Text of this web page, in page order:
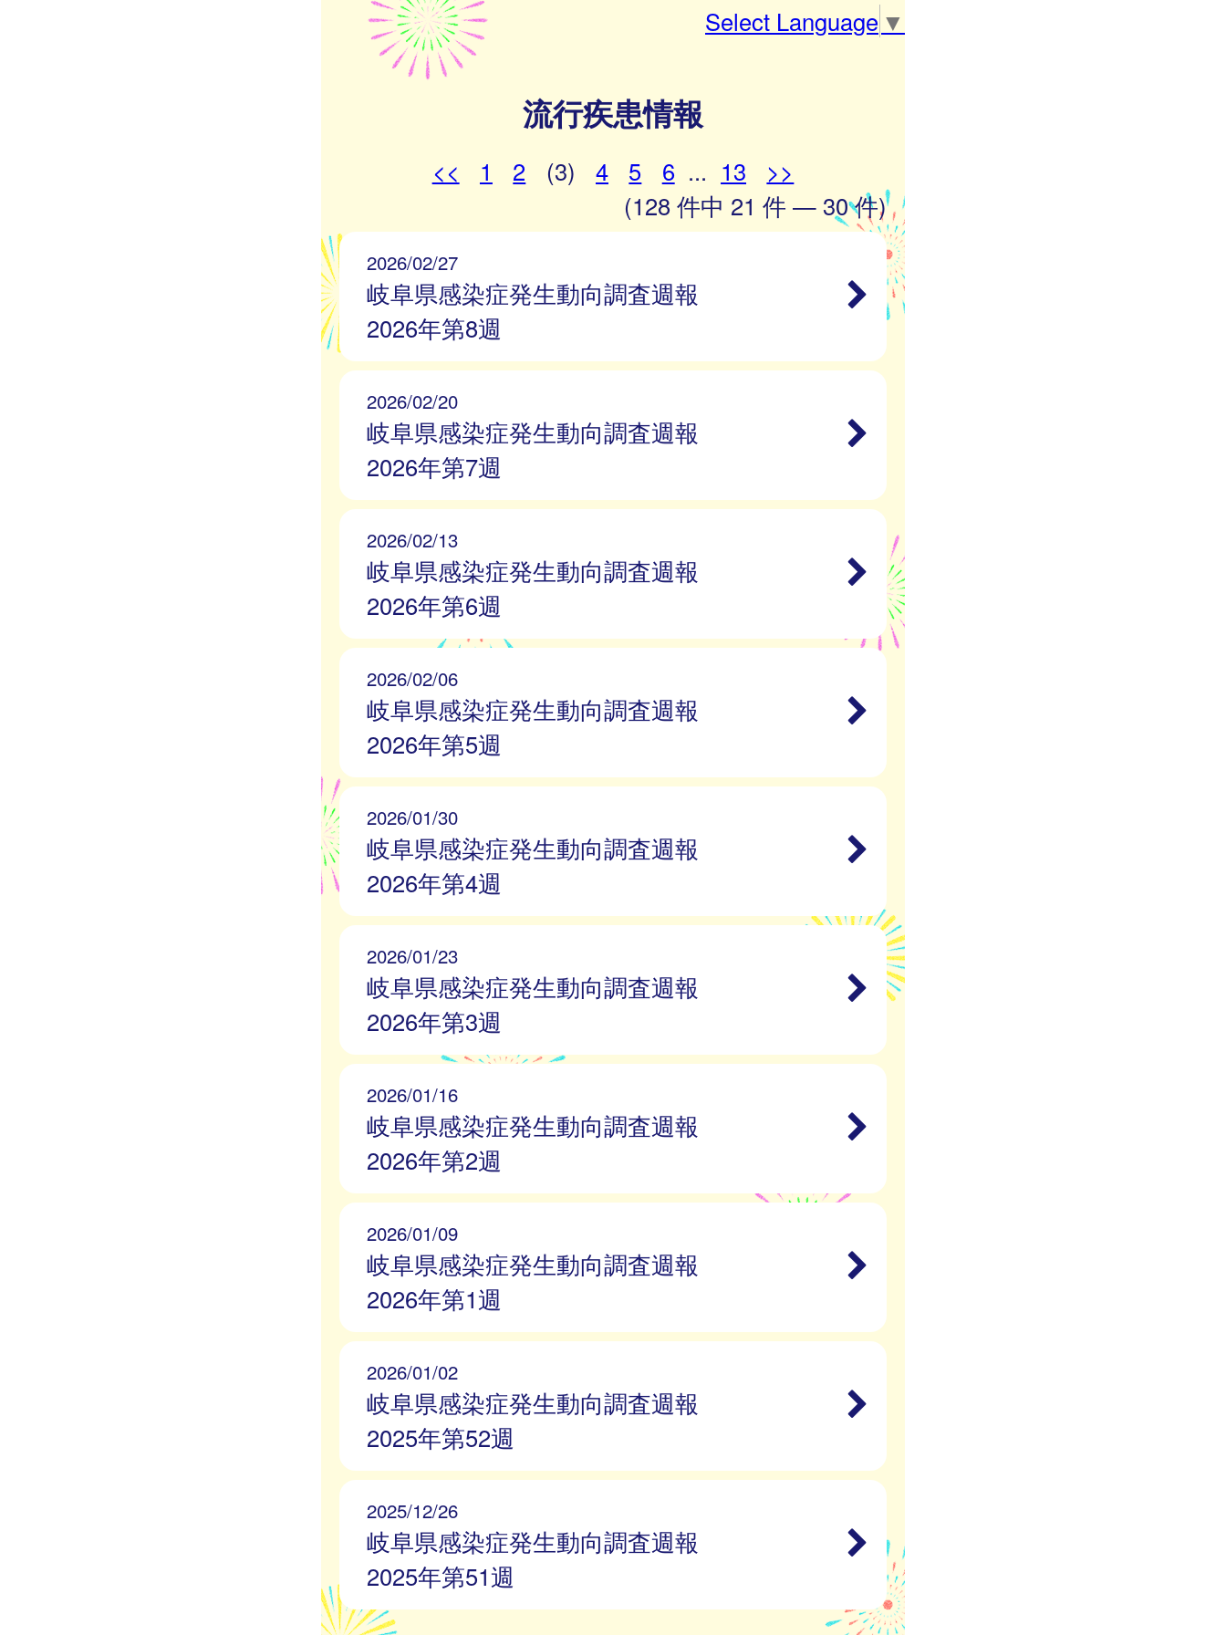
Select Language ▼
流行疾患情報
<< 1 2 (3) 4 5 6 ... 13
>>
(128 件中 21 件 — 30 件)
2026/02/27
岐阜県感染症発生動向調査週報
2026年第8週
2026/02/20
岐阜県感染症発生動向調査週報
2026年第7週
2026/02/13
岐阜県感染症発生動向調査週報
2026年第6週
2026/02/06
岐阜県感染症発生動向調査週報
2026年第5週
2026/01/30
岐阜県感染症発生動向調査週報
2026年第4週
2026/01/23
岐阜県感染症発生動向調査週報
2026年第3週
2026/01/16
岐阜県感染症発生動向調査週報
2026年第2週
2026/01/09
岐阜県感染症発生動向調査週報
2026年第1週
2026/01/02
岐阜県感染症発生動向調査週報
2025年第52週
2025/12/26
岐阜県感染症発生動向調査週報
2025年第51週